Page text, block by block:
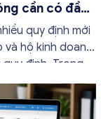
cần có đầy
quy định mới
hộ kinh doanh
định. Trong
chia sẻ 13